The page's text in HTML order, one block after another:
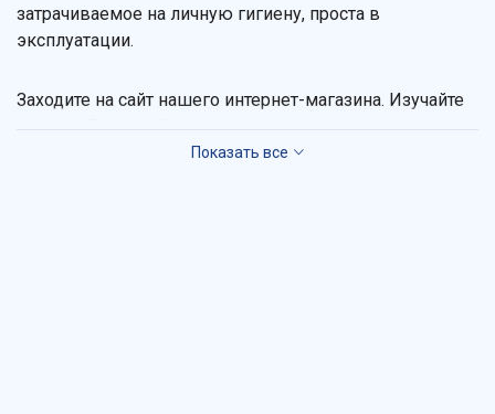
затрачиваемое на личную гигиену, проста в
эксплуатации.
Заходите на сайт нашего интернет-магазина. Изучайте
подвесные биде безободковые с улучшенными